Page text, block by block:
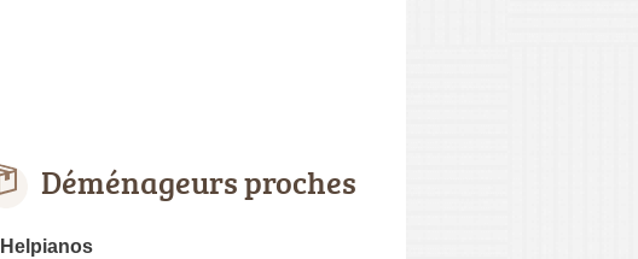
Déménageurs proches
Helpianos